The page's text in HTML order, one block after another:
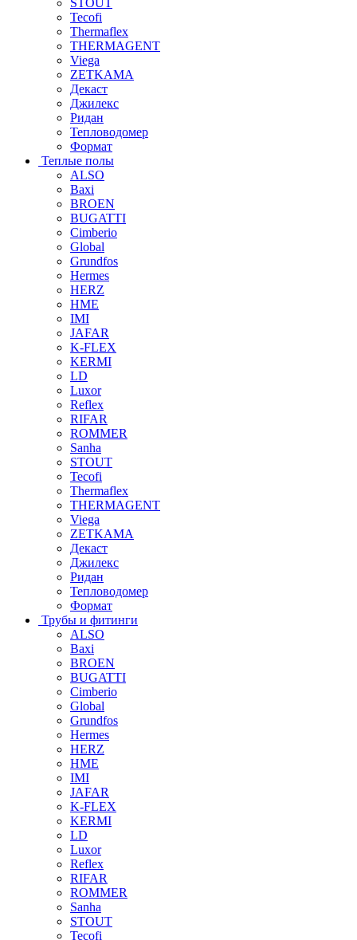
Tecofi
Thermaflex
THERMAGENT
Viega
ZETKAMA
Декаст
Джилекс
Ридан
Тепловодомер
Формат
Теплые полы
ALSO
Baxi
BROEN
BUGATTI
Cimberio
Global
Grundfos
Hermes
HERZ
HME
IMI
JAFAR
K-FLEX
KERMI
LD
Luxor
Reflex
RIFAR
ROMMER
Sanha
STOUT
Tecofi
Thermaflex
THERMAGENT
Viega
ZETKAMA
Декаст
Джилекс
Ридан
Тепловодомер
Формат
Трубы и фитинги
ALSO
Baxi
BROEN
BUGATTI
Cimberio
Global
Grundfos
Hermes
HERZ
HME
IMI
JAFAR
K-FLEX
KERMI
LD
Luxor
Reflex
RIFAR
ROMMER
Sanha
STOUT
Tecofi